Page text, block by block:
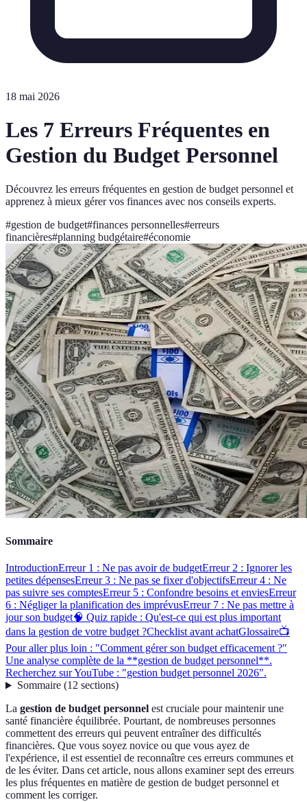
18 mai 2026
Les 7 Erreurs Fréquentes en
Gestion du Budget Personnel
Découvrez les erreurs fréquentes en gestion de budget personnel et
apprenez à mieux gérer vos finances avec nos conseils experts.
#gestion de budget#finances personnelles#erreurs
financières#planning budgétaire#économie
Sommaire
IntroductionErreur 1 : Ne pas avoir de budgetErreur 2 : Ignorer les
petites dépensesErreur 3 : Ne pas se fixer d'objectifsErreur 4 : Ne
pas suivre ses comptesErreur 5 : Confondre besoins et enviesErreur
6 : Négliger la planification des imprévusErreur 7 : Ne pas mettre à
jour son budget🧠 Quiz rapide : Qu'est-ce qui est plus important
dans la gestion de votre budget ?Checklist avant achatGlossaire📺
Pour aller plus loin : "Comment gérer son budget efficacement ?"
Une analyse complète de la **gestion de budget personnel**.
Recherchez sur YouTube : "gestion budget personnel 2026".
Sommaire(12 sections)
La gestion de budget personnel est cruciale pour maintenir une
santé financière équilibrée. Pourtant, de nombreuses personnes
commettent des erreurs qui peuvent entraîner des difficultés
financières. Que vous soyez novice ou que vous ayez de
l'expérience, il est essentiel de reconnaître ces erreurs communes et
de les éviter. Dans cet article, nous allons examiner sept des erreurs
les plus fréquentes en matière de gestion de budget personnel et
comment les corriger.